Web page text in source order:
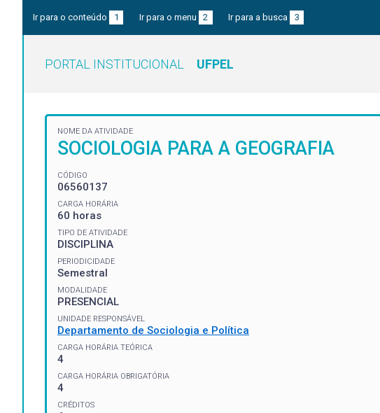
Ir para o conteúdo 1 Ir para o menu 2 Ir para a busca 3
PORTAL INSTITUCIONAL UFPEL
NOME DA ATIVIDADE
SOCIOLOGIA PARA A GEOGRAFIA
CÓDIGO
06560137
CARGA HORÁRIA
60 horas
TIPO DE ATIVIDADE
DISCIPLINA
PERIODICIDADE
Semestral
MODALIDADE
PRESENCIAL
UNIDADE RESPONSÁVEL
Departamento de Sociologia e Política
CARGA HORÁRIA TEÓRICA
4
CARGA HORÁRIA OBRIGATÓRIA
4
CRÉDITOS